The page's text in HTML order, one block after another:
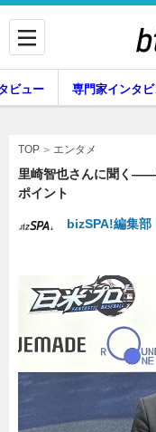
企業インタビュー
副業
ビュー 専門家インタ
TOP エンタメ
里崎智也さんに聞く――
ポイント
bizSPA!編集部